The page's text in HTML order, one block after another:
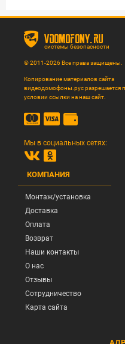
vdomofony.ru
системы безопасности
© 2011-2026 Все права защищены.
Копирование материалов сайта
видеодомофоны.рус разрешается
условии ссылки на наш сайт.
Мы в социальных сетях:
КОМПАНИЯ
Монтаж/установка
Доставка
Оплата
Возврат
Наши контакты
О нас
Отзывы
Сотрудничество
Карта сайта